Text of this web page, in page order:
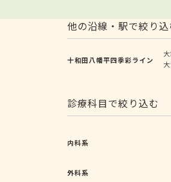
他の沿線・駅で絞り込
十和田八幡平四季彩ライン
診療科目で絞り込む
内科系
外科系